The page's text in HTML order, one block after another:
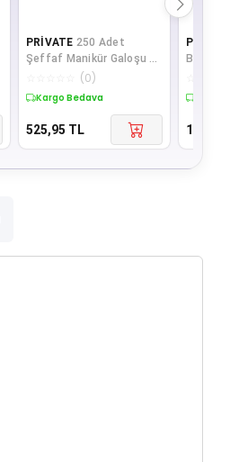
PRİVATE 250 Adet
Şeffaf Manikür Galoşu 8
Mikron Tek Kullanımlık
Kullan At
(0)
Kargo Bedava
525,95 TL
Bakım
li